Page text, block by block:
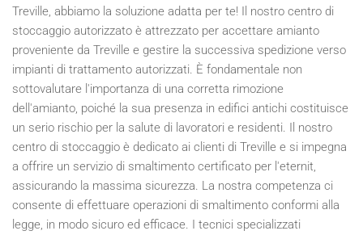
Treville, abbiamo la soluzione adatta per te! Il nostro centro di
stoccaggio autorizzato è attrezzato per accettare amianto
proveniente da Treville e gestire la successiva spedizione verso
impianti di trattamento autorizzati. È fondamentale non
sottovalutare l'importanza di una corretta rimozione
dell'amianto, poiché la sua presenza in edifici antichi costituisce
un serio rischio per la salute di lavoratori e residenti. Il nostro
centro di stoccaggio è dedicato ai clienti di Treville e si impegna
a offrire un servizio di smaltimento certificato per l'eternit,
assicurando la massima sicurezza. La nostra competenza ci
consente di effettuare operazioni di smaltimento conformi alla
legge, in modo sicuro ed efficace. I tecnici specializzati